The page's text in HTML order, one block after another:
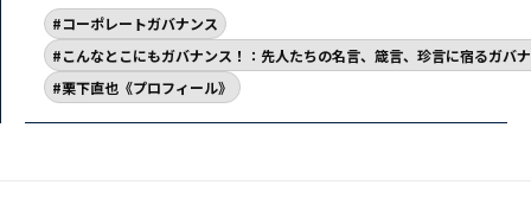
コーポレートガバナンス
こんなとこにもガバナンス！：先人たちの名言、箴言、珍言に宿るガバ
栗下直也《プロフィール》